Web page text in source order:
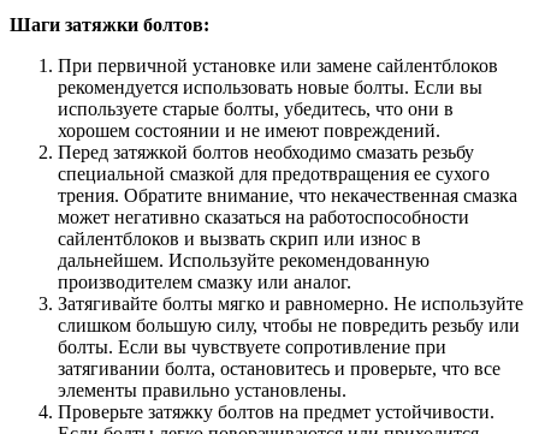
Шаги затяжки болтов:
При первичной установке или замене сайлентблоков
рекомендуется использовать новые болты. Если вы
используете старые болты, убедитесь, что они в
хорошем состоянии и не имеют повреждений.
Перед затяжкой болтов необходимо смазать резьбу
специальной смазкой для предотвращения ее сухого
трения. Обратите внимание, что некачественная смазка
может негативно сказаться на работоспособности
сайлентблоков и вызвать скрип или износ в
дальнейшем. Используйте рекомендованную
производителем смазку или аналог.
Затягивайте болты мягко и равномерно. Не используйте
слишком большую силу, чтобы не повредить резьбу или
болты. Если вы чувствуете сопротивление при
затягивании болта, остановитесь и проверьте, что все
элементы правильно установлены.
Проверьте затяжку болтов на предмет устойчивости.